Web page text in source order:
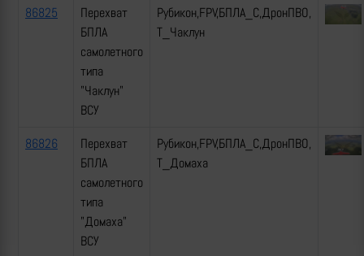
86825
Перехват
БПЛА
самолетного
типа
"Чаклун"
ВСУ
Рубикон,FPV,БПЛА_С,ДронПВО,
Т_Чаклун
86826
Перехват
БПЛА
самолетного
типа
"Домаха"
ВСУ
Рубикон,FPV,БПЛА_С,ДронПВО,
Т_Домаха